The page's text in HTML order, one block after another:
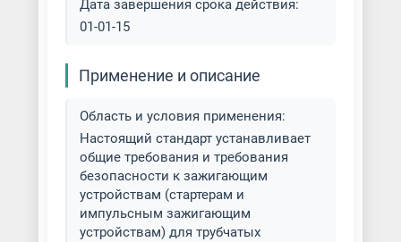
Дата завершения срока действия:
01-01-15
Применение и описание
Область и условия применения:
Настоящий стандарт устанавливает
общие требования и требования
безопасности к зажигающим
устройствам (стартерам и
импульсным зажигающим
устройствам) для трубчатых